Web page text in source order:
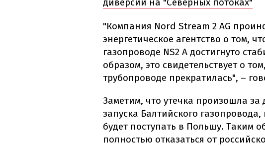
диверсии на "Северных потоках"
"Компания Nord Stream 2 AG
энергетическое агентство о том,
газопроводе NS2 A достигнуто
образом, это свидетельствует о
трубопроводе прекратилась", –
Заметим, что утечка произошла за
запуска Балтийского
будет поступать в Польшу. Таким
полностью отказаться от